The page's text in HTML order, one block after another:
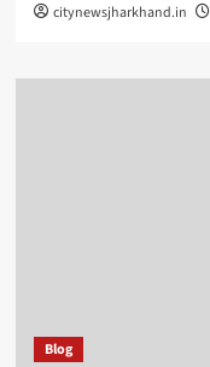
citynewsjharkhand.in
Blog